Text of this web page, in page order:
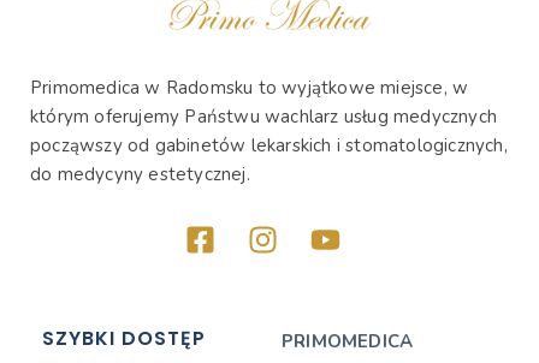
Primomedica w Radomsku to wyjątkowe miejsce, w
którym oferujemy Państwu wachlarz usług medycznych
począwszy od gabinetów lekarskich i stomatologicznych,
do medycyny estetycznej.
SZYBKI DOSTĘP
PRIMOMEDICA